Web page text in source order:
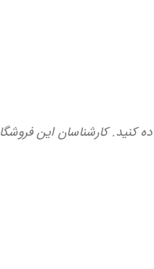
کنید. کارشناسان این